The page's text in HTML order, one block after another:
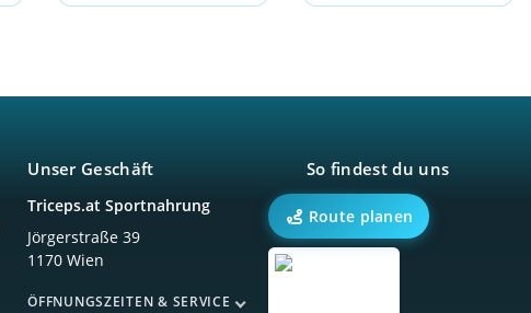
Unser Geschäft
Triceps.at Sportnahrung
Jörgerstraße 39
1170 Wien
ÖFFNUNGSZEITEN & SERVICE
So findest du uns
Route planen